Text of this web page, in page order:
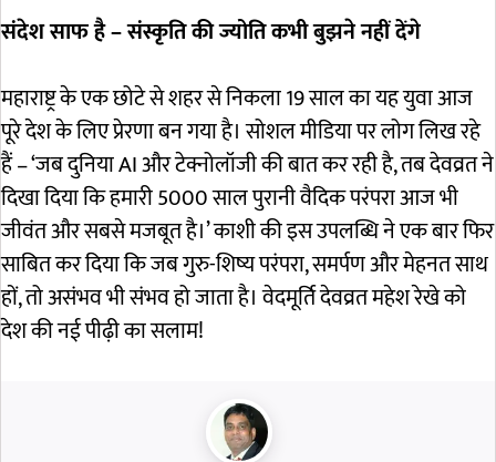
संदेश साफ है – संस्कृति की ज्योति कभी बुझने नहीं देंगे
महाराष्ट्र के एक छोटे से शहर से निकला 19 साल का यह युवा आज
पूरे देश के लिए प्रेरणा बन गया है। सोशल मीडिया पर लोग लिख रहे
हैं – ‘जब दुनिया AI और टेक्नोलॉजी की बात कर रही है, तब देवव्रत ने
दिखा दिया कि हमारी 5000 साल पुरानी वैदिक परंपरा आज भी
जीवंत और सबसे मजबूत है।’ काशी की इस उपलब्धि ने एक बार फिर
साबित कर दिया कि जब गुरु-शिष्य परंपरा, समर्पण और मेहनत साथ
हों, तो असंभव भी संभव हो जाता है। वेदमूर्ति देवव्रत महेश रेखे को
देश की नई पीढ़ी का सलाम!